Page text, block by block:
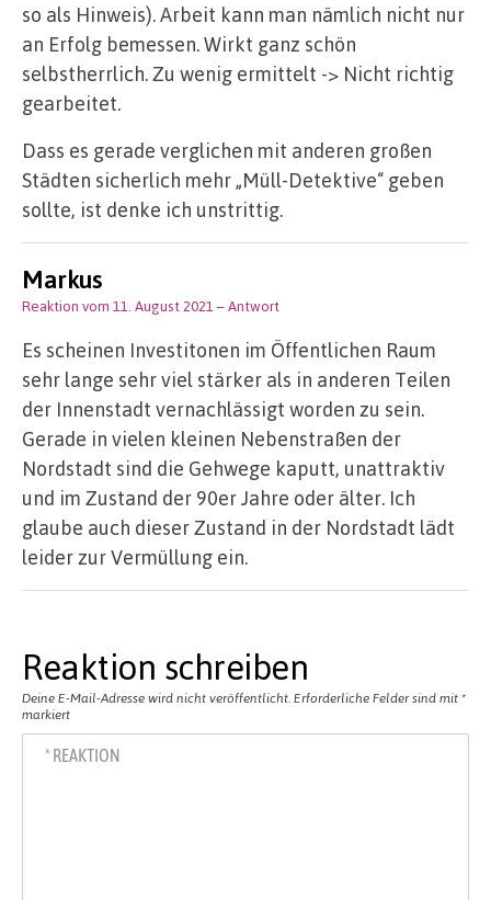
so als Hinweis). Arbeit kann man nämlich nicht nur
an Erfolg bemessen. Wirkt ganz schön
selbstherrlich. Zu wenig ermittelt -> Nicht richtig
gearbeitet.
Dass es gerade verglichen mit anderen großen
Städten sicherlich mehr „Müll-Detektive“ geben
sollte, ist denke ich unstrittig.
Markus
Reaktion vom 11. August 2021 – Antwort
Es scheinen Investitonen im Öffentlichen Raum
sehr lange sehr viel stärker als in anderen Teilen
der Innenstadt vernachlässigt worden zu sein.
Gerade in vielen kleinen Nebenstraßen der
Nordstadt sind die Gehwege kaputt, unattraktiv
und im Zustand der 90er Jahre oder älter. Ich
glaube auch dieser Zustand in der Nordstadt lädt
leider zur Vermüllung ein.
Reaktion schreiben
Deine E-Mail-Adresse wird nicht veröffentlicht. Erforderliche Felder sind mit *
markiert